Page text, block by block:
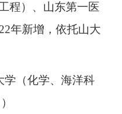
程）、山东第一医
年新增，依托山大
学（化学、海洋科